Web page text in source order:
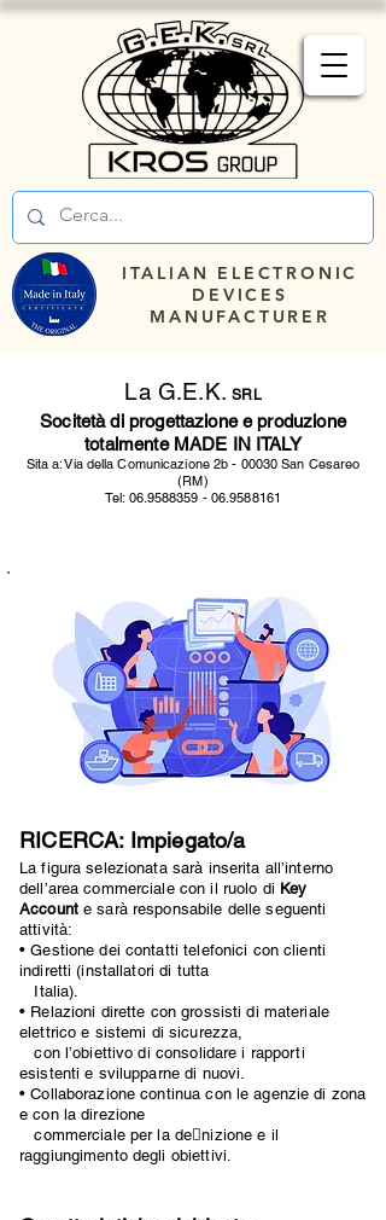
ITALIAN ELECTRONIC
DEVICES
MANUFACTURER
La G.E.K.SRL
Socitetà di progettazione e produzione
totalmente MADE IN ITALY
Sita a: Via della Comunicazione 2b - 00030 San Cesareo
(RM)
Tel: 06.9588359 - 06.9588161
RICERCA: Impiegato/a
La figura selezionata sarà inserita all’interno
dell’area commerciale con il ruolo di Key
Accounte sarà responsabile delle seguenti
attività:
• Gestione dei contatti telefonici con clienti
indiretti (installatori di tutta
Italia).
• Relazioni dirette con grossisti di materiale
elettrico e sistemi di sicurezza,
con l’obiettivo di consolidare i rapporti
esistenti e svilupparne di nuovi.
• Collaborazione continua con le agenzie di zona
e con la direzione
commerciale per la denizione e il
raggiungimento degli obiettivi.